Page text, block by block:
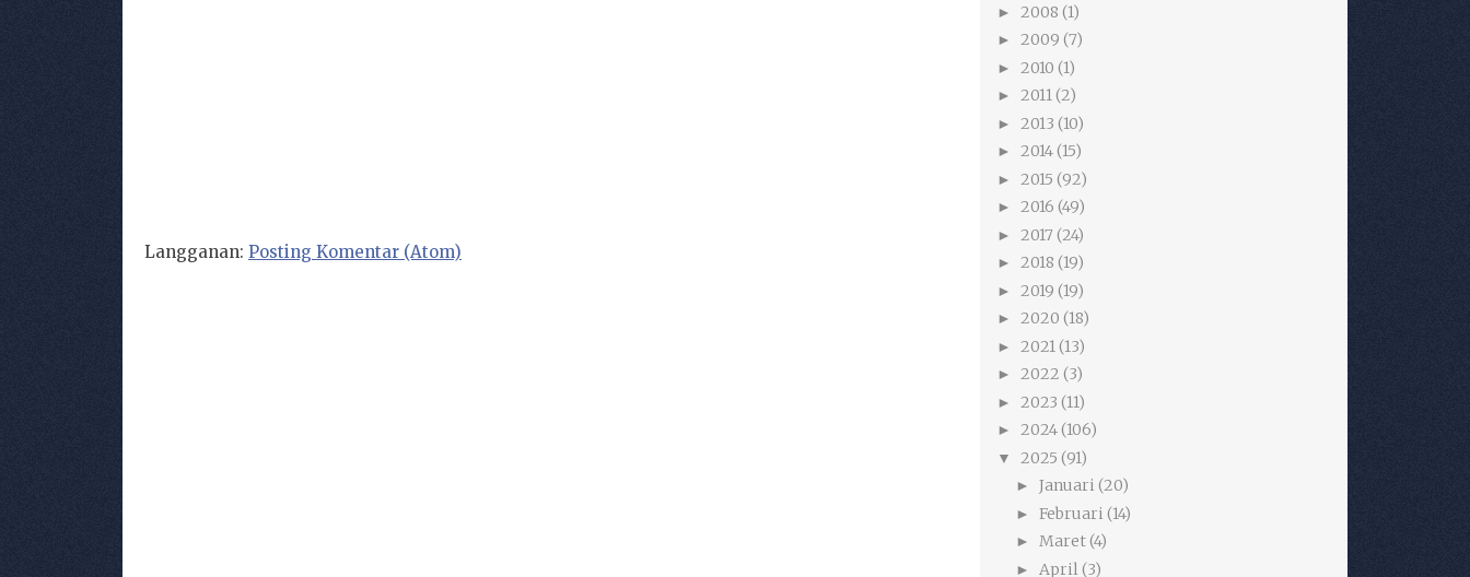
Langganan: Posting Komentar (Atom)
► 2008 (1)
► 2009 (7)
► 2010 (1)
► 2011(2)
► 2013 (10)
► 2014(15)
► 2015 (92)
► 2016 (49)
► 2017 (24)
► 2018 (19)
► 2019 (19)
► 2020 (18)
► 2021(13)
► 2022 (3)
► 2023 (11)
► 2024(106)
▼ 2025 (91)
► Januari (20)
► Februari (14)
► Maret(4)
► April(3)